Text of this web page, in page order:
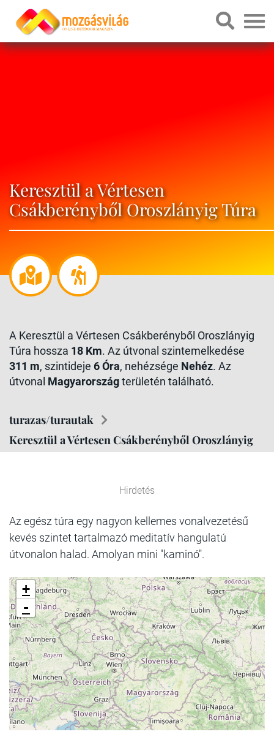
Keresztül a Vértesen
Csákberényből Oroszlányig Túra
A Keresztül a Vértesen Csákberényből Oroszlányig
Túra hossza 18 Km. Az útvonal szintemelkedése
311 m, szintideje 6 Óra, nehézsége Nehéz. Az
útvonal Magyarországterületén található.
turazas/turautak
Keresztül a Vértesen Csákberényből Oroszlányig
Hirdetés
Az egész túra egy nagyon kellemes vonalvezetésű
kevés szintet tartalmazó meditatív hangulatú
útvonalon halad. Amolyan mini "kaminó".
+
-